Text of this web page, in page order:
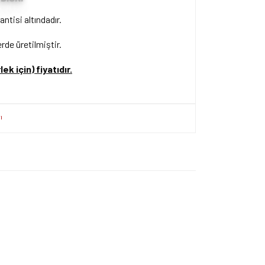
altındadır.
üretilmiştir.
için) fiyatıdır.